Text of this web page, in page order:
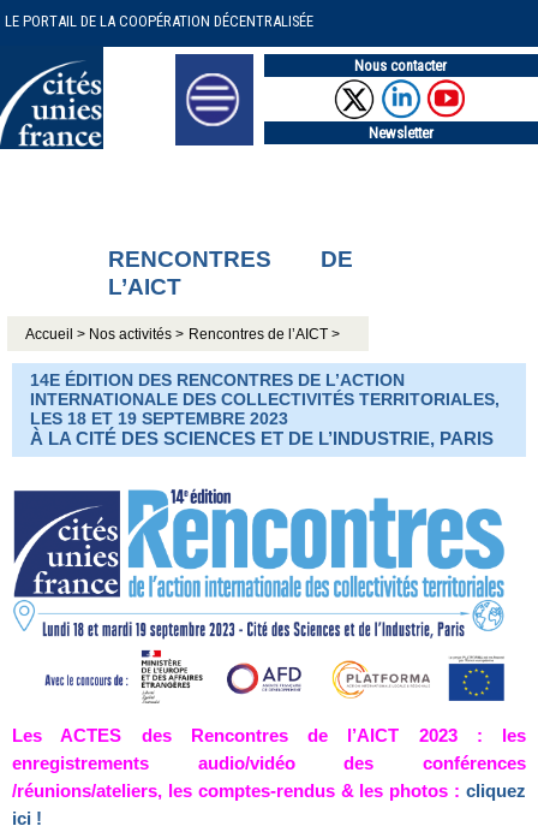
LE PORTAIL DE LA COOPÉRATION DÉCENTRALISÉE
Nous contacter
Newsletter
RENCONTRES DE
L’AICT
Accueil > Nos activités > Rencontres de l’AICT >
14E ÉDITION DES RENCONTRES DE L’ACTION
INTERNATIONALE DES COLLECTIVITÉS TERRITORIALES,
LES 18 ET 19 SEPTEMBRE 2023
À LA CITÉ DES SCIENCES ET DE L’INDUSTRIE, PARIS
Les ACTES des Rencontres de l’AICT 2023 : les
enregistrements audio/vidéo des conférences
/réunions/ateliers, les comptes-rendus & les photos : cliquez
ici !